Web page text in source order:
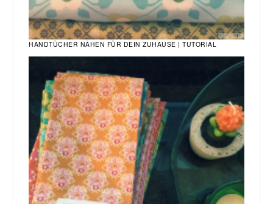
HANDTÜCHER NÄHEN FÜR DEIN ZUHAUSE | TUTORIAL